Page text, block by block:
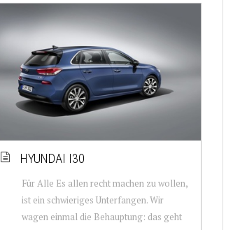
HYUNDAI I30
Für Alle Es allen recht machen zu wollen,
ist ein schwieriges Unterfangen. Wir
wagen einmal die Behauptung: das geht